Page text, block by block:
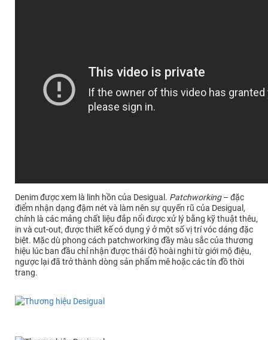
Denim được xem là linh hồn của Desigual. Patchworking– đặc
điểm nhận dạng đậm nét và làm nên sự quyến rũ của Desigual,
chính là các mảng chất liệu đắp nổi được xử lý bằng kỹ thuật thêu,
in và cut-out, được thiết kế có dụng ý ở một số vị trí vóc dáng đặc
biệt. Mặc dù phong cách patchworking đầy màu sắc của thương
hiệu lúc ban đầu chỉ nhận được thái độ hoài nghi từ giới mộ điệu,
ngược lại đã trở thành dòng sản phẩm mê hoặc các tín đồ thời
trang.